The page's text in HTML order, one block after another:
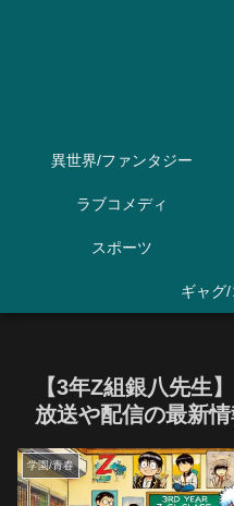
異世界/ファンタジー
ラブコメディ
スポーツ
ギャグ
【3年Z組銀八先生
放送や配信の最新
学園/青春